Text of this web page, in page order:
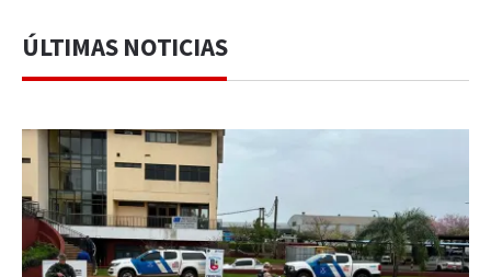
ÚLTIMAS NOTICIAS